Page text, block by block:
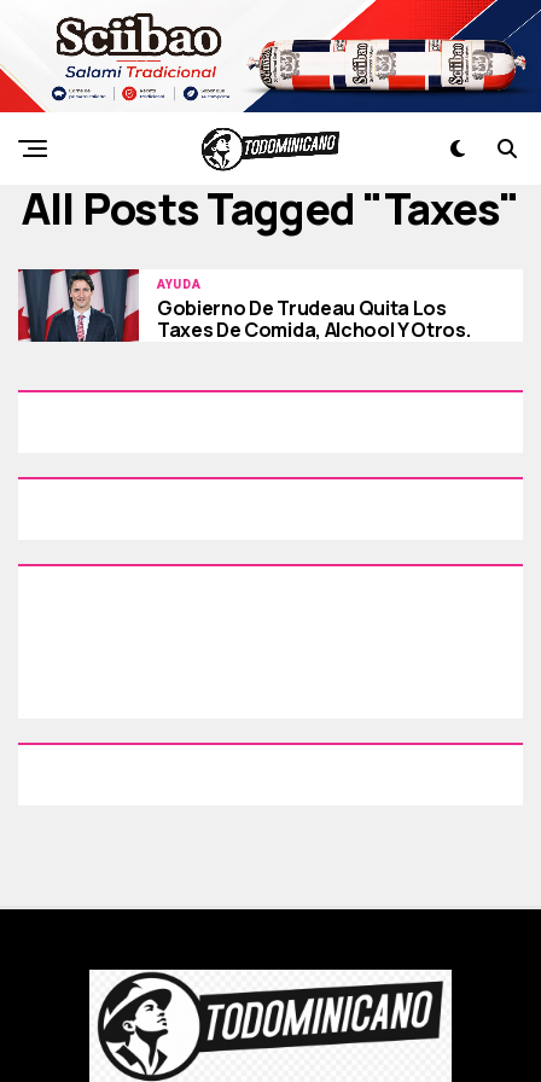
All Posts Tagged "taxes"
AYUDA
Gobierno De Trudeau Quita Los
Taxes De Comida, Alchool Y Otros.